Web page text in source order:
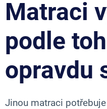
Matraci
podle
opravdu
Jinou matraci